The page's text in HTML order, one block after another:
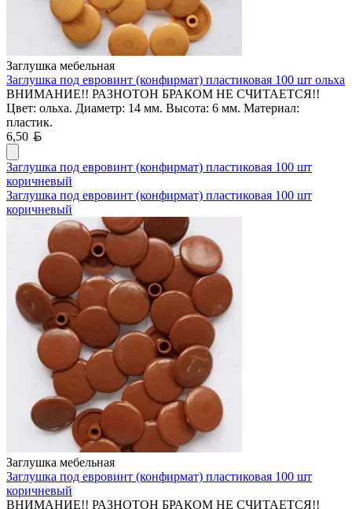
Заглушка мебельная
Заглушка под евровинт (конфирмат) пластиковая 100 шт ольха
ВНИМАНИЕ!! РАЗНОТОН БРАКОМ НЕ СЧИТАЕТСЯ!!
Цвет: ольха. Диаметр: 14 мм. Высота: 6 мм. Материал:
пластик.
6,50
Заглушка под евровинт (конфирмат) пластиковая 100 шт
коричневый
Заглушка под евровинт (конфирмат) пластиковая 100 шт
коричневый
Заглушка мебельная
Заглушка под евровинт (конфирмат) пластиковая 100 шт
коричневый
ВНИМАНИЕ!! РАЗНОТОН БРАКОМ НЕ СЧИТАЕТСЯ!!